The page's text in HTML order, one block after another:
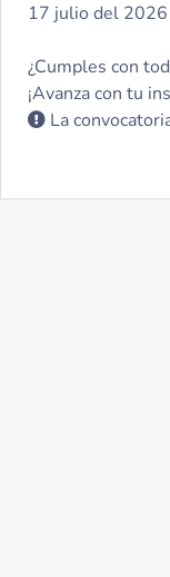
17 julio del
¿Cumples con
¡Avanza con tu
La